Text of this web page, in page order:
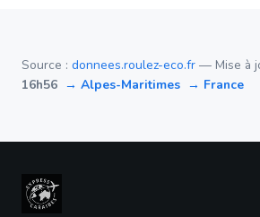
Source : donnees.roulez-eco.fr — Mise à
16h56 → Alpes-Maritimes → France